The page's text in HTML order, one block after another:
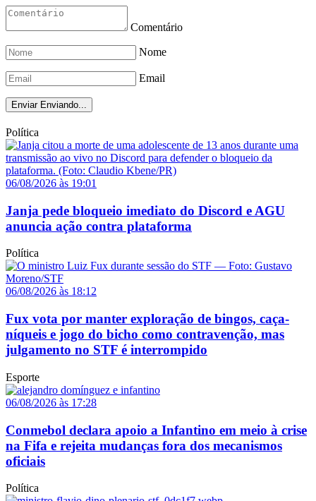
Comentário
Nome
Email
Enviar Enviando...
Política
06/08/2026 às 19:01
Janja pede bloqueio imediato do Discord e AGU
anuncia ação contra plataforma
Política
06/08/2026 às 18:12
Fux vota por manter exploração de bingos, caça-
níqueis e jogo do bicho como contravenção, mas
julgamento no STF é interrompido
Esporte
06/08/2026 às 17:28
Conmebol declara apoio a Infantino em meio à crise
na Fifa e rejeita mudanças fora dos mecanismos
oficiais
Política